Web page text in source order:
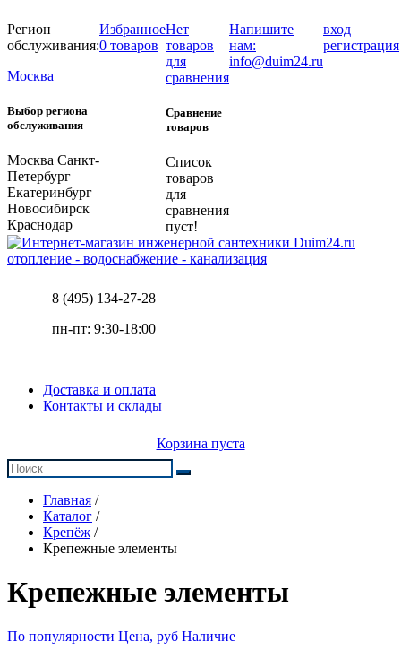
Регион
обслуживания:
Москва
Выбор региона
обслуживания
Москва Санкт-
Петербург
Екатеринбург
Новосибирск
Краснодар
Избранное
0 товаров
Нет
товаров
для
сравнения
Сравнение
товаров
Список
товаров
для
сравнения
пуст!
Напишите
нам:
info@duim24.ru
вход
регистрация
отопление - водоснабжение - канализация
8 (495) 134-27-28
пн-пт: 9:30-18:00
Доставка и оплата
Контакты и склады
Корзина пуста
Главная /
Каталог /
Крепёж /
Крепежные элементы
Крепежные элементы
По популярности Цена, руб Наличие